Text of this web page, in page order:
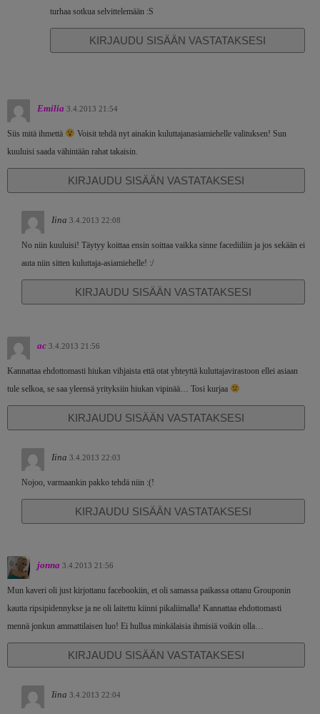
turhaa sotkua selvittelemään :S
KIRJAUDU SISÄÄN VASTATAKSESI
Emilia 3.4.2013 21:54
Siis mitä ihmettä
Voisit tehdä nyt ainakin kuluttajanasiamiehelle valituksen! Sun
kuuluisi saada vähintään rahat takaisin.
KIRJAUDU SISÄÄN VASTATAKSESI
Iina 3.4.2013 22:08
No niin kuuluisi! Täytyy koittaa ensin soittaa vaikka sinne facediiliin ja jos sekään ei
auta niin sitten kuluttaja-asiamiehelle! :/
KIRJAUDU SISÄÄN VASTATAKSESI
ac 3.4.2013 21:56
Kannattaa ehdottomasti hiukan vihjaista että otat yhteyttä kuluttajavirastoon ellei asiaan
tule selkoa, se saa yleensä yrityksiin hiukan vipinää… Tosi kurjaa
KIRJAUDU SISÄÄN VASTATAKSESI
Iina 3.4.2013 22:03
Nojoo, varmaankin pakko tehdä niin :(!
KIRJAUDU SISÄÄN VASTATAKSESI
jonna 3.4.2013 21:56
Mun kaveri oli just kirjottanu facebookiin, et oli samassa paikassa ottanu Grouponin
kautta ripsipidennykse ja ne oli laitettu kiinni pikaliimalla! Kannattaa ehdottomasti
mennä jonkun ammattilaisen luo! Ei hullua minkälaisia ihmisiä voikin olla…
KIRJAUDU SISÄÄN VASTATAKSESI
Iina 3.4.2013 22:04